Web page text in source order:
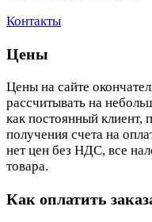
Контакты
Цены
Цены на сайте
рассчитывать на
как постоянный клиент,
получения счета на
нет цен без НДС, все
товара.
Как оплатить